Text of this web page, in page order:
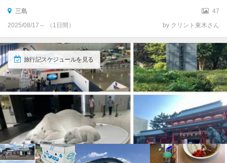
三島
47
2025/08/17～ （1日間）
by クリント東木さん
旅行記スケジュールを見る